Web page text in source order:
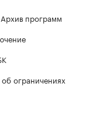
Архив программ
ограничениях